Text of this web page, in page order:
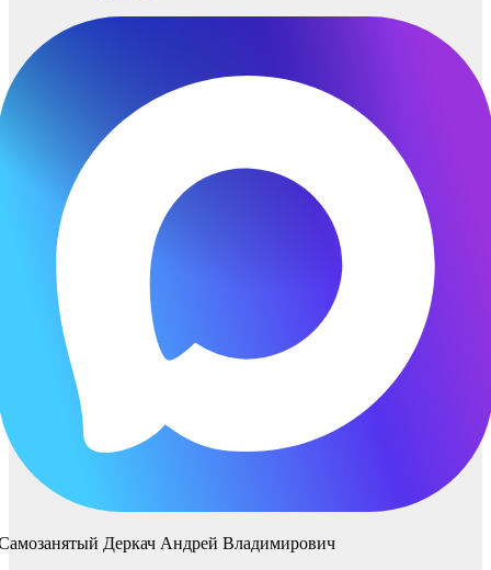
Деркач Андрей Владимирович